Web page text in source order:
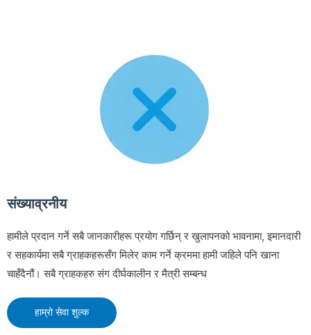
संख्याव्रनीय
हामीले प्रदान गर्ने सबै जानकारीहरू प्रयोग गर्छिन् र खुलापनको भावनामा, इमानदारी
र सहकार्यमा सबै ग्राहकहरूसँग मिलेर काम गर्ने क्रममा हामी जहिले पनि खाना
चाहँदैनौं। सबै ग्राहकहरु संग दीर्घकालीन र मैत्री सम्बन्ध
हाम्रो सेवा शुल्क